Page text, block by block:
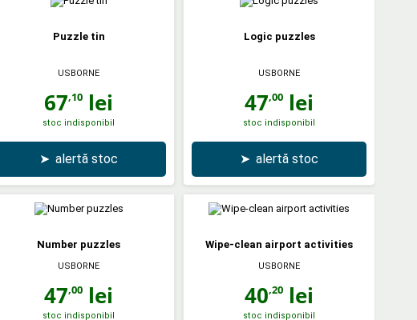
Puzzle tin
USBORNE
67,10 lei
stoc indisponibil
➤ alertă stoc
Logic puzzles
USBORNE
47,00 lei
stoc indisponibil
➤ alertă stoc
Number puzzles
USBORNE
47,00 lei
stoc indisponibil
Wipe-clean airport activities
USBORNE
40,20 lei
stoc indisponibil